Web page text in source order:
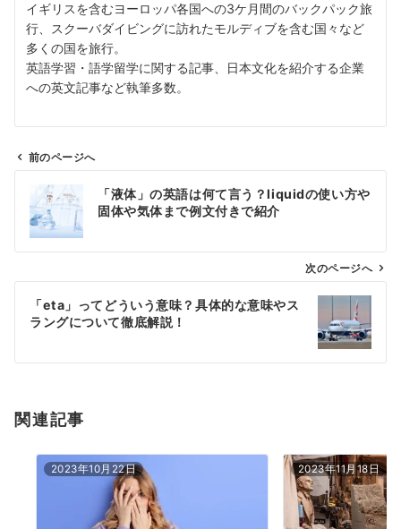
イギリスを含むヨーロッパ各国への3ケ月間のバックパック旅
行、スクーバダイビングに訪れたモルディブを含む国々など
多くの国を旅行。
英語学習・語学留学に関する記事、日本文化を紹介する企業
への英文記事など執筆多数。
ビ
ン
前のページへ
「液体」の英語は何て言う？liquidの使い方や
固体や気体まで例文付きで紹介
次のページへ
「eta」ってどういう意味？具体的な意味やス
ラングについて徹底解説！
関連記事
2023年10月22日 2023年11月18日